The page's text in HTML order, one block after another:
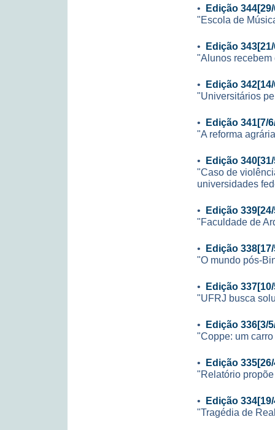
• Edição
"Escola de
• Edição
"Alunos
• Edição
"Universitários
• Edição 341[7/
"A reforma
• Edição
"Caso de
universidades
• Edição
"Faculdade de
• Edição
"O mundo pós-
• Edição
"UFRJ busca
• Edição 336[3/
"Coppe: um
• Edição
"Relatório
• Edição
"Tragédia de